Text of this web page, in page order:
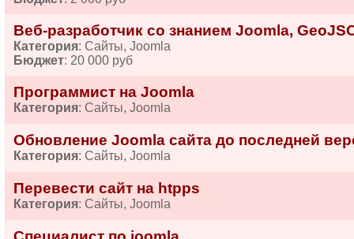
Веб-разработчик со знанием Joomla,
Категория: Сайты, Joomla
Бюджет: 20 000 руб
Программист на Joomla
Категория: Сайты, Joomla
Обновление Joomla сайта до последней
Категория: Сайты, Joomla
Перевести сайт на htpps
Категория: Сайты, Joomla